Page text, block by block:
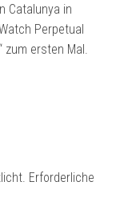
Catalunya in
Perpetual
zum ersten Mal.
Erforderliche